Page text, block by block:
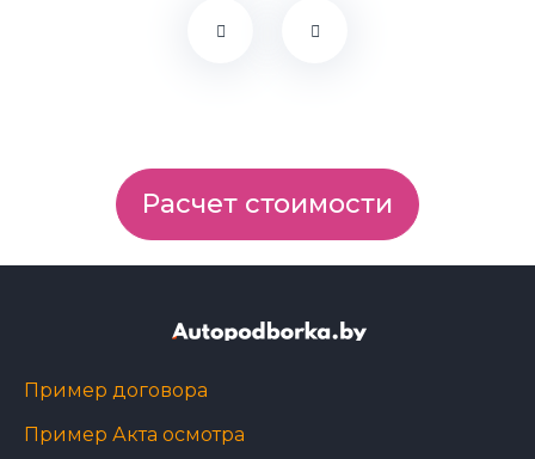
Расчет стоимости
Пример договора
Пример Акта осмотра